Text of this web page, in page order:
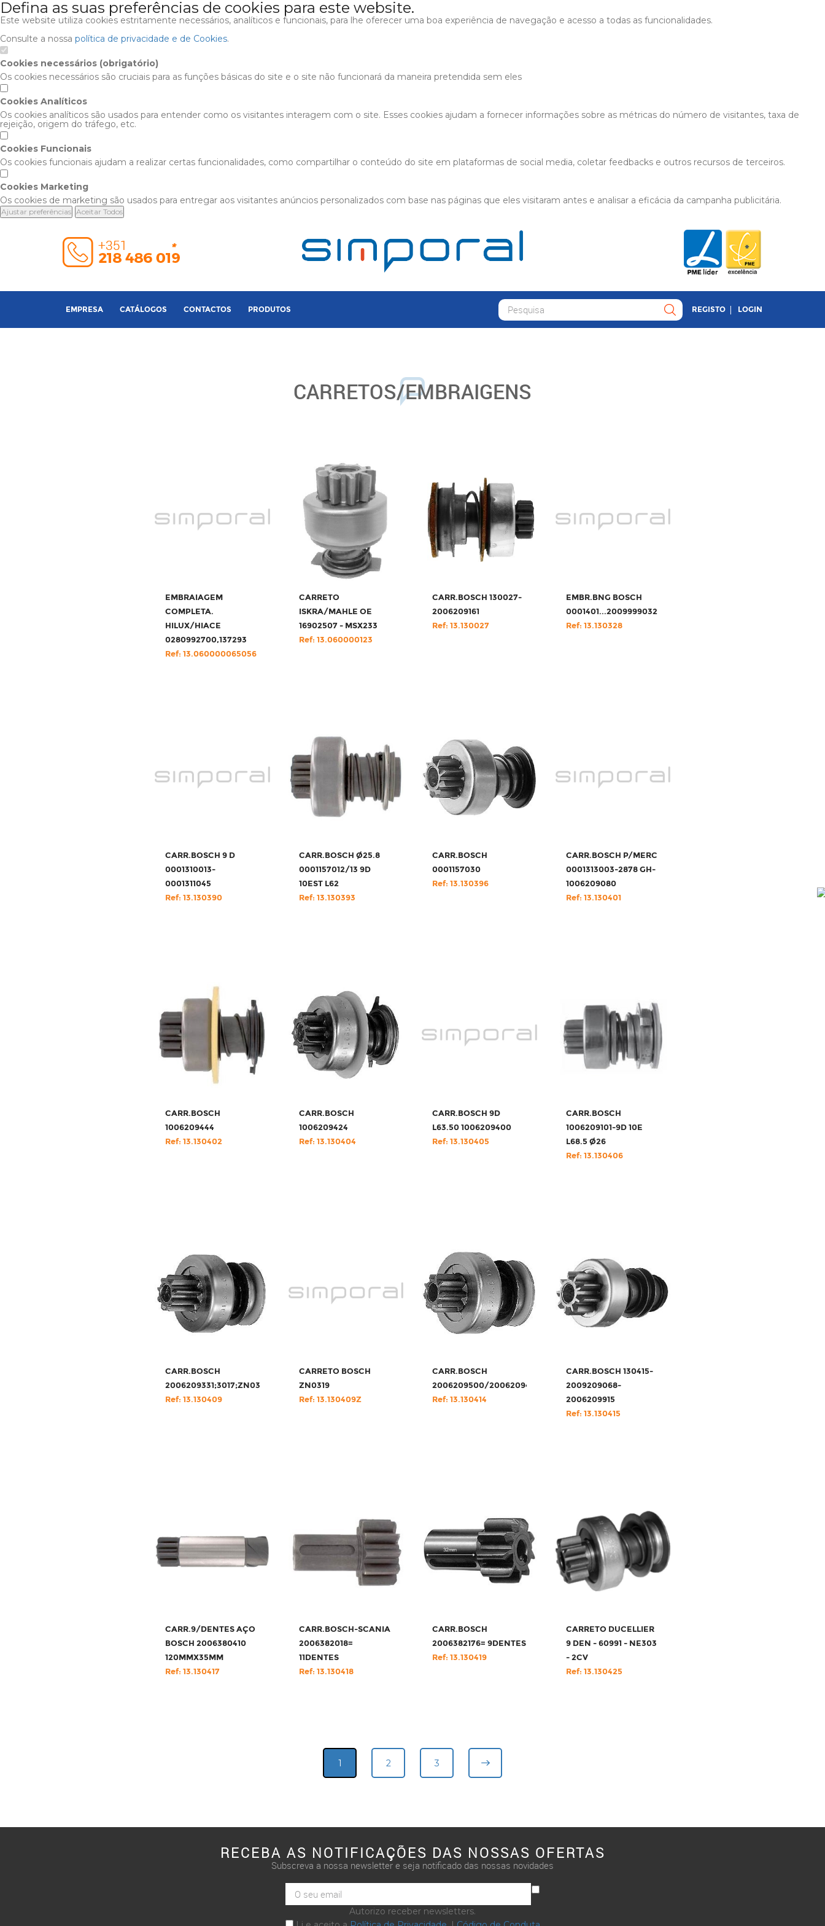
Defina as suas preferências de cookies para este website.
Este website utiliza cookies estritamente necessários, analíticos e funcionais, para lhe oferecer uma boa experiência de navegação e acesso a todas as funcionalidades.
Consulte a nossa política de privacidade e de Cookies.
Cookies necessários (obrigatório)
Os cookies necessários são cruciais para as funções básicas do site e o site não funcionará da maneira pretendida sem eles
Cookies Analíticos
Os cookies analíticos são usados para entender como os visitantes interagem com o site. Esses cookies ajudam a fornecer informações sobre as métricas do número de visitantes, taxa de
rejeição, origem do tráfego, etc.
Cookies Funcionais
Os cookies funcionais ajudam a realizar certas funcionalidades, como compartilhar o conteúdo do site em plataformas de social media, coletar feedbacks e outros recursos de terceiros.
Cookies Marketing
Os cookies de marketing são usados para entregar aos visitantes anúncios personalizados com base nas páginas que eles visitaram antes e analisar a eficácia da campanha publicitária.
Ajustar preferências Aceitar Todos
EMPRESA CATÁLOGOS CONTACTOS PRODUTOS REGISTO LOGIN
CARRETOS/EMBRAIGENS
EMBRAIAGEM
COMPLETA.
HILUX/HIACE
0280992700,137293
Ref: 13.060000065056
CARRETO
ISKRA/MAHLE OE
16902507 - MSX233
Ref: 13.060000123
CARR.BOSCH 130027-
2006209161
Ref: 13.130027
EMBR.BNG BOSCH
0001401...2009999032
Ref: 13.130328
CARR.BOSCH 9 D
0001310013-
0001311045
Ref: 13.130390
CARR.BOSCH Ø25.8
0001157012/13 9D
10EST L62
Ref: 13.130393
CARR.BOSCH
0001157030
Ref: 13.130396
CARR.BOSCH P/MERC
0001313003-2878 GH-
1006209080
Ref: 13.130401
CARR.BOSCH
1006209444
Ref: 13.130402
CARR.BOSCH
1006209424
Ref: 13.130404
CARR.BOSCH 9D
L63.50 1006209400
Ref: 13.130405
CARR.BOSCH
1006209101-9D 10E
L68.5 Ø26
Ref: 13.130406
CARR.BOSCH
2006209331;3017;ZN0319
Ref: 13.130409
CARRETO BOSCH
ZN0319
Ref: 13.130409Z
CARR.BOSCH
2006209500/2006209471
Ref: 13.130414
CARR.BOSCH 130415-
2009209068-
2006209915
Ref: 13.130415
CARR.9/DENTES AÇO
BOSCH 2006380410
120MMX35MM
Ref: 13.130417
CARR.BOSCH-SCANIA
2006382018=
11DENTES
Ref: 13.130418
CARR.BOSCH
2006382176= 9DENTES
Ref: 13.130419
CARRETO DUCELLIER
9 DEN - 60991 - NE303
- 2CV
Ref: 13.130425
1 2 3
RECEBA AS NOTIFICAÇÕES DAS NOSSAS OFERTAS
Subscreva a nossa newsletter e seja notificado das nossas novidades
Autorizo receber newsletters.